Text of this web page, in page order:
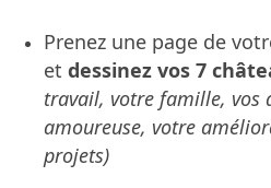
Prenez une page de
et dessinez vos 7
travail, votre famille, vos
amoureuse, votre
projets)